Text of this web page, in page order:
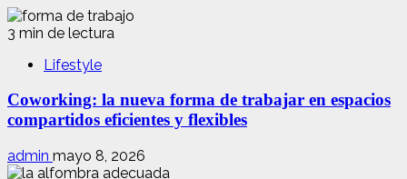
3 min de lectura
Lifestyle
Coworking: la nueva forma de trabajar en espacios
compartidos eficientes y flexibles
admin mayo 8, 2026